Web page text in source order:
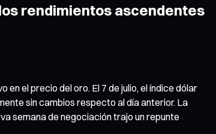
rendimientos ascendentes
el precio del oro. El 7 de julio, el índice dólar
sin cambios respecto al día anterior. La
semana de negociación trajo un repunte